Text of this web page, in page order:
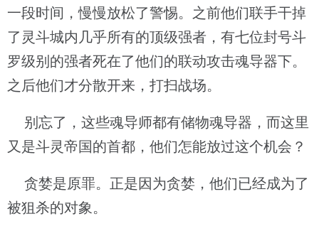
一段时间，慢慢放松了警惕。之前他们联手干掉
了灵斗城内几乎所有的顶级强者，有七位封号斗
罗级别的强者死在了他们的联动攻击魂导器下。
之后他们才分散开来，打扫战场。
别忘了，这些魂导师都有储物魂导器，而这里
又是斗灵帝国的首都，他们怎能放过这个机会？
贪婪是原罪。正是因为贪婪，他们已经成为了
被狙杀的对象。